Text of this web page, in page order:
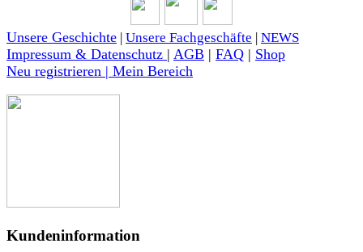
Unsere Geschichte | Unsere Fachgeschäfte | NEWS
Impressum & Datenschutz | AGB | FAQ | Shop
Neu registrieren | Mein Bereich
Kundeninformation